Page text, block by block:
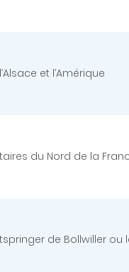
et l’Amérique
du Nord de la
de Bollwiller